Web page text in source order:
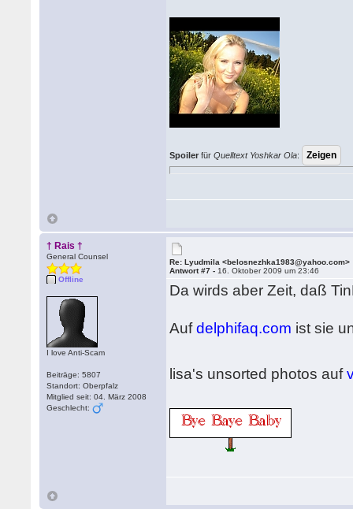
Spoiler fürQuelltext Yoshkar Ola:
† Rais †
General Counsel
Offline
I love Anti-Scam
Beiträge: 5807
Standort: Oberpfalz
Mitglied seit: 04. März 2008
Geschlecht:
Re: Lyudmila <belosnezhka1983@yahoo.com>
Antwort #7 - 16. Oktober 2009 um 23:46
Da wirds aber Zeit, daß
Aufdelphifaq.com ist sie
lisa's unsorted photos auf